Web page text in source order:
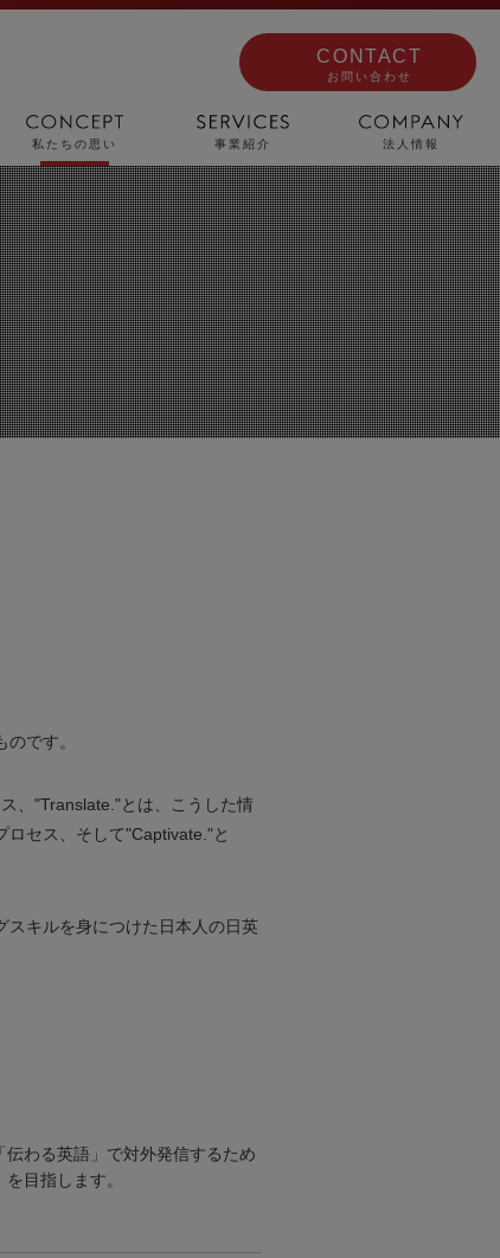
CONTACT
お問い合わせ
私たちの思い 事業紹介 法人情報
です。
、"Translate."とは、こうした情
セス、そして"Captivate."と
スキルを身につけた日本人の日英
わる英語」で対外発信するため
目指します。